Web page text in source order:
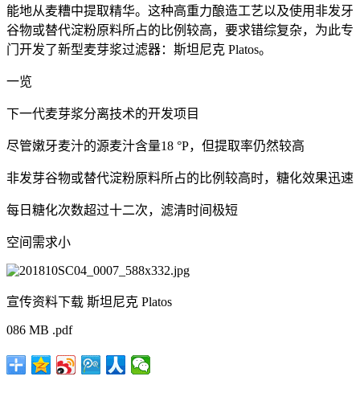
能地从麦糟中提取精华。这种高重力酿造工艺以及使用非发牙
谷物或替代淀粉原料所占的比例较高，要求错综复杂，为此专
门开发了新型麦芽浆过滤器：斯坦尼克 Platos。
一览
下一代麦芽浆分离技术的开发项目
尽管嫩牙麦汁的源麦汁含量18 °P，但提取率仍然较高
非发芽谷物或替代淀粉原料所占的比例较高时，糖化效果迅速
每日糖化次数超过十二次，滤清时间极短
空间需求小
宣传资料下载 斯坦尼克 Platos
086 MB .pdf